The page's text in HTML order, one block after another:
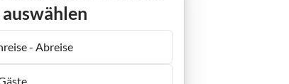
- Abreise